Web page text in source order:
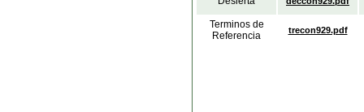
Terminos de
Referencia
trecon929.pdf